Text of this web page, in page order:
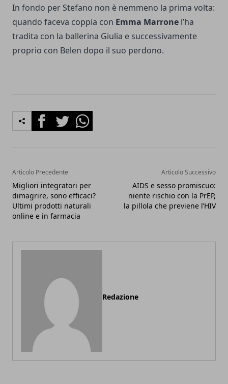
In fondo per Stefano non è nemmeno la prima volta:
quando faceva coppia con Emma Marrone l’ha
tradita con la ballerina Giulia e successivamente
proprio con Belen dopo il suo perdono.
FacebookTwitterWhatsapp
Articolo Precedente
Migliori integratori per
dimagrire, sono efficaci?
Ultimi prodotti naturali
online e in farmacia
Articolo Successivo
AIDS e sesso promiscuo:
niente rischio con la PrEP,
la pillola che previene l’HIV
Redazione